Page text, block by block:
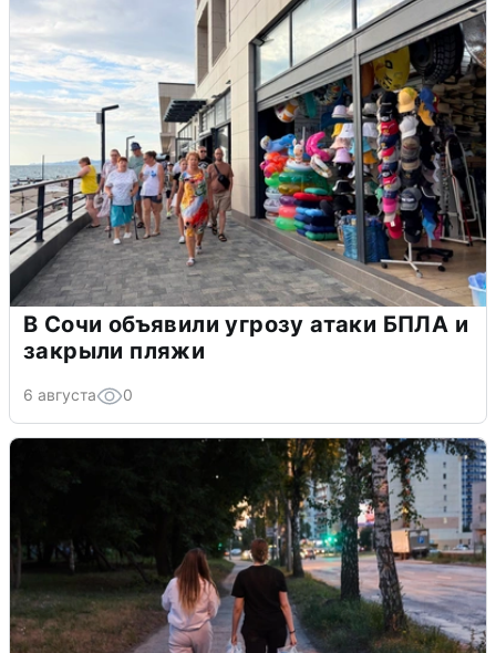
В Сочи объявили угрозу атаки БПЛА и
закрыли пляжи
6 августа 0